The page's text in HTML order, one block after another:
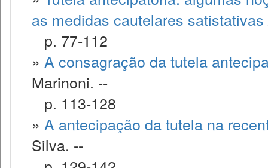
as medidas cautelares satistativas
p. 77-112
» A consagração da tutela
Marinoni. --
p. 113-128
» A antecipação da tutela na
Silva. --